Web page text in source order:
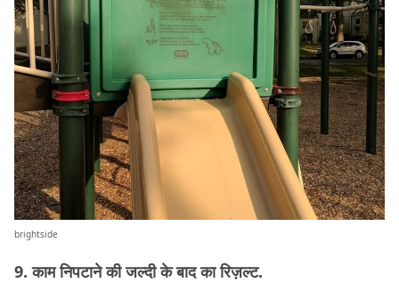
brightside
9. काम निपटाने की जल्दी के बाद का रिज़ल्ट.